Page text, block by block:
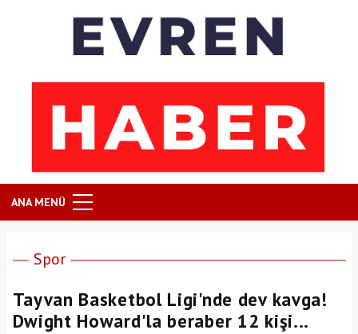
ANA MENÜ
Spor
Tayvan Basketbol Ligi'nde dev kavga!
Dwight Howard'la beraber 12 kişi...